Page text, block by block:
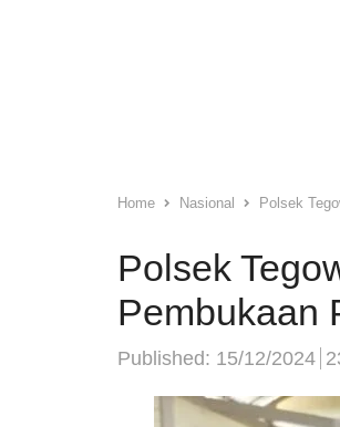
Home Nasional Polsek
Polsek
Pembukaan
Published: 15/12/2024